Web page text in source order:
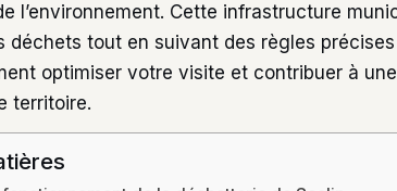
l’environnement. Cette infrastructure
déchets tout en suivant des règles précises
optimiser votre visite et contribuer à
territoire.